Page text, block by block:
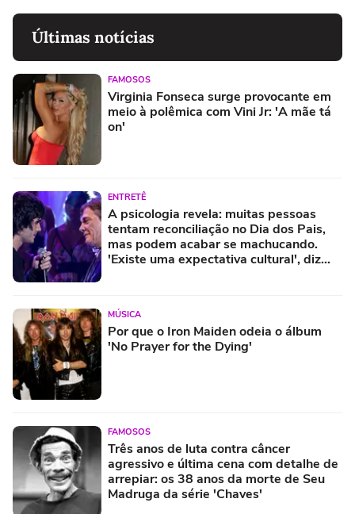
Últimas notícias
FAMOSOS
Virginia Fonseca surge provocante em
meio à polêmica com Vini Jr: 'A mãe tá
on'
ENTRETÊ
A psicologia revela: muitas pessoas
tentam reconciliação no Dia dos Pais,
mas podem acabar se machucando.
'Existe uma expectativa cultural', diz
MÚSICA
Por que o Iron Maiden odeia o álbum
'No Prayer for the Dying'
FAMOSOS
Três anos de luta contra câncer
agressivo e última cena com detalhe de
arrepiar: os 38 anos da morte de Seu
Madruga da série 'Chaves'